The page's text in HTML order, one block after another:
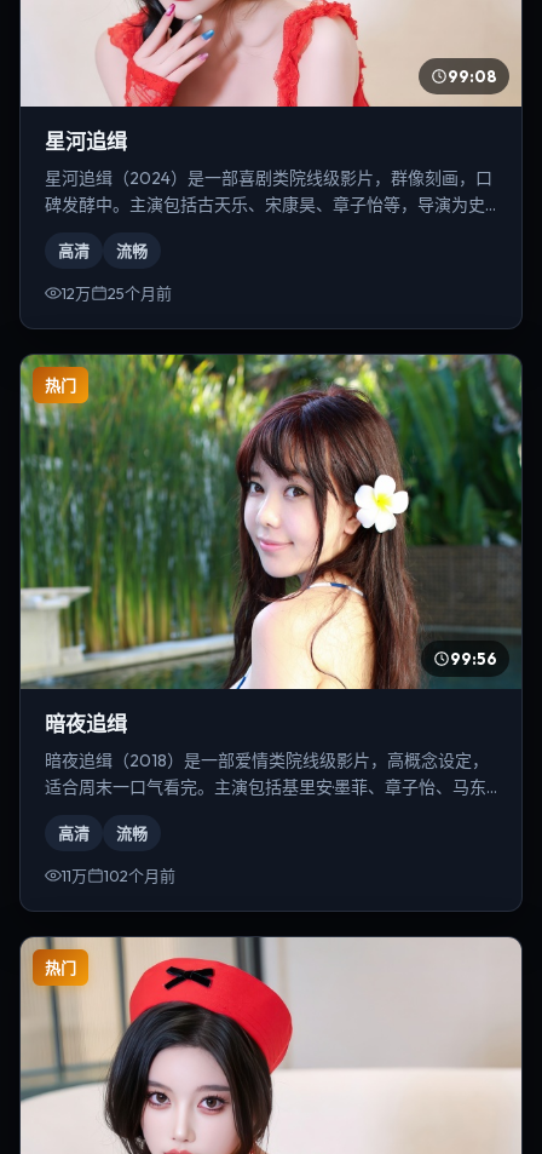
99:08
星河追缉
星河追缉（2024）是一部喜剧类院线级影片，群像刻画，口
碑发酵中。主演包括古天乐、宋康昊、章子怡等，导演为史
高清 流畅
12万 25个月前
热门
99:56
暗夜追缉
暗夜追缉（2018）是一部爱情类院线级影片，高概念设定，
适合周末一口气看完。主演包括基里安·墨菲、章子怡、马东
高清 流畅
11万 102个月前
热门